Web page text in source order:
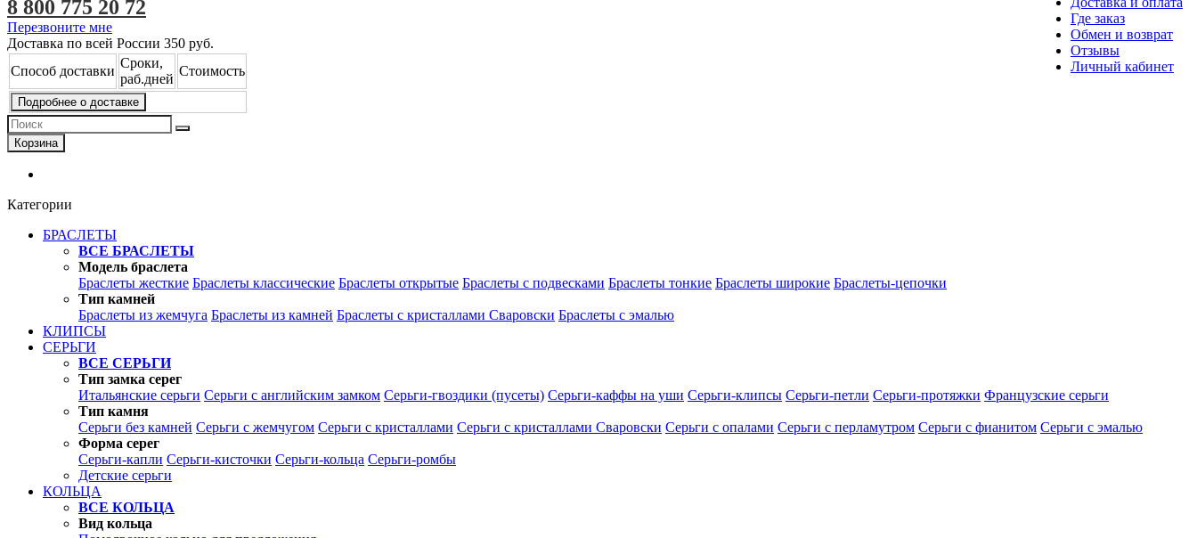
Где заказ
Обмен и возврат
Отзывы
Личный кабинет
8 800 775 20 72
Перезвоните мне
Доставка по всей России 350 руб.
Способ доставки
Сроки,
раб.дней
Стоимость
Подробнее о доставке
Корзина
Категории
БРАСЛЕТЫ
ВСЕ БРАСЛЕТЫ
Модель браслета
Браслеты жесткие Браслеты классические Браслеты открытые Браслеты с подвесками Браслеты тонкие Браслеты широкие Браслеты-цепочки
Тип камней
Браслеты из жемчуга Браслеты из камней Браслеты с кристаллами Сваровски Браслеты с эмалью
КЛИПСЫ
СЕРЬГИ
ВСЕ СЕРЬГИ
Тип замка серег
Итальянские серьги Серьги с английским замком Серьги-гвоздики (пусеты) Серьги-каффы на уши Серьги-клипсы Серьги-петли Серьги-протяжки Французские серьги
Тип камня
Серьги без камней Серьги с жемчугом Серьги с кристаллами Серьги с кристаллами Сваровски Серьги с опалами Серьги с перламутром Серьги с фианитом Серьги с эмалью
Форма серег
Серьги-капли Серьги-кисточки Серьги-кольца Серьги-ромбы
Детские серьги
КОЛЬЦА
ВСЕ КОЛЬЦА
Вид кольца